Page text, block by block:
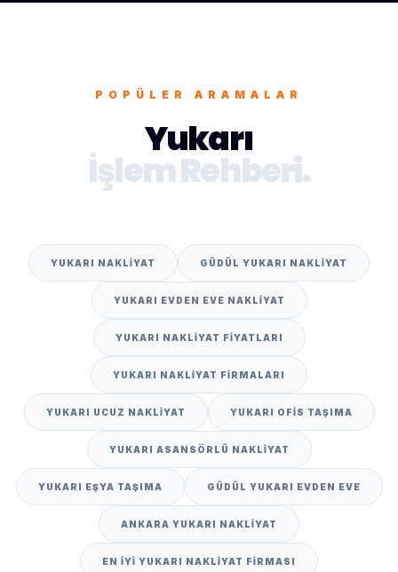
POPÜLER ARAMALAR
Yukarı
İşlem Rehberi.
YUKARI NAKLIYAT GÜDÜL YUKARI NAKLIYAT
YUKARI EVDEN EVE NAKLIYAT
YUKARI NAKLIYAT FIYATLARI
YUKARI NAKLIYAT FIRMALARI
YUKARI UCUZ NAKLIYAT YUKARI OFIS TAŞIMA
YUKARI ASANSÖRLÜ NAKLIYAT
YUKARI EŞYA TAŞIMA GÜDÜL YUKARI EVDEN EVE
ANKARA YUKARI NAKLIYAT
EN IYI YUKARI NAKLIYAT FIRMASI